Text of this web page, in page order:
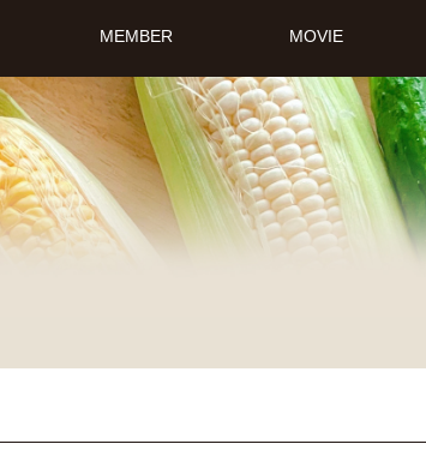
MEMBER MOVIE